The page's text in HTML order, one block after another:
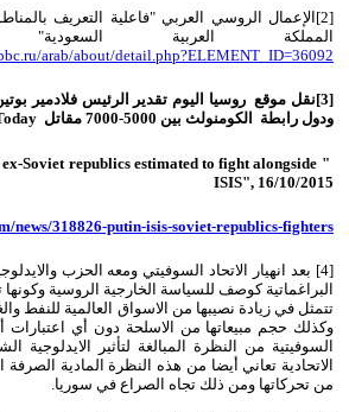
[2]الإعمال الروسي العربي "فاعلية التعريف
المملكة العربية السعودية"
arab/about/detail.php?ELEMENT_ID=36092
[3]نقل موقع روسيا اليوم تقدير الرئيس فلادمير
ودول رابطة الكومنولث بين 5000-7000 مقاتل Russia Today,
ex-Soviet republics estimated to fight alongside
ISIS", 16/10/2015
news/318826-putin-isis-soviet-republics-fighters/
[4] بعد انهيار الاتحاد السوفيتي ومعه الحزب
البراغماتية كوصف للسياسة الخارجية الروسية
تتمثل في زيادة نصيبها من الاسواق العالمية للنفط
وكذلك حجم مبيعاتها من الاسلحة دون أي
السوفيتية من النظرة المبالغة لتأثير الايدلوجية
الاتحادية تعاني أيضا من هذه النظرة المادية
من تحركاتها ومن ذلك تجاه الصراع في سوريا.